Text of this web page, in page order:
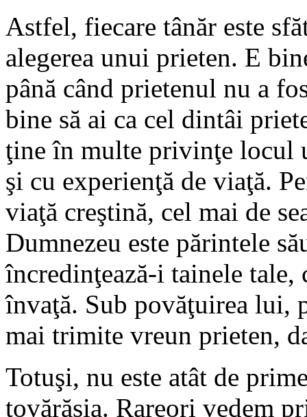
Astfel, fiecare tânăr este
alegerea unui prieten. E
până când prietenul nu a
bine să ai ca cel dintâi
ţine în multe privinţe locul
şi cu experienţă de viaţă.
viaţă creştină, cel mai de
Dumnezeu este părintele
încredinţează-i tainele tale,
învaţă. Sub povăţuirea lui,
mai trimite vreun prieten,
Totuşi, nu este atât de
tovărăşia. Rareori vedem